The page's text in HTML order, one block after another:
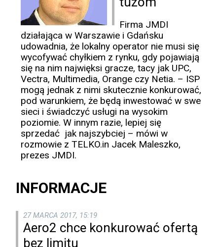
Firma JMDI
działająca w Warszawie i Gdańsku
udowadnia, że lokalny operator nie musi się
wycofywać chyłkiem z rynku, gdy pojawiają
się na nim najwięksi gracze, tacy jak UPC,
Vectra, Multimedia, Orange czy Netia. – ISP
mogą jednak z nimi skutecznie konkurować,
pod warunkiem, że będą inwestować w swe
sieci i świadczyć usługi na wysokim
poziomie. W innym razie, lepiej się
sprzedać jak najszybciej – mówi w
rozmowie z TELKO.in Jacek Maleszko,
prezes JMDI.
INFORMACJE
27 MARCA 2017, 15:19
Aero2 chce konkurować ofertą
bez limitu